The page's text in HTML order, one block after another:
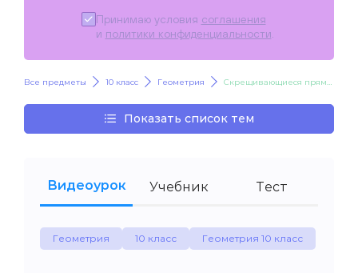
Принимаю условия соглашения
и политики конфиденциальности
Все предметы 10 класс Геометрия Скрещивающиеся прямые. Углы с сонаправленными сторонами. Угол между прямыми
Показать список тем
Видеоурок Учебник Тест
Геометрия 10 класс Геометрия 10 класс